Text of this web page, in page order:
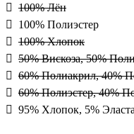
100% Лён
100% Полиэстер
100% Хлопок
50% Вискоза, 50%
60% Полиакрил, 40%
60% Полиэстер, 40%
95% Хлопок, 5%